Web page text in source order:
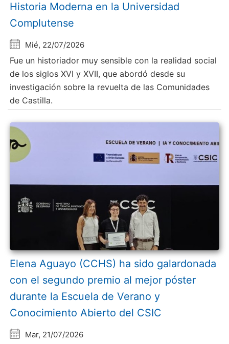
Historia Moderna en la Universidad
Complutense
Mié, 22/07/2026
Fue un historiador muy sensible con la realidad social
de los siglos XVI y XVII, que abordó desde su
investigación sobre la revuelta de las Comunidades
de Castilla.
Elena Aguayo (CCHS) ha sido galardonada
con el segundo premio al mejor póster
durante la Escuela de Verano y
Conocimiento Abierto del CSIC
Mar, 21/07/2026